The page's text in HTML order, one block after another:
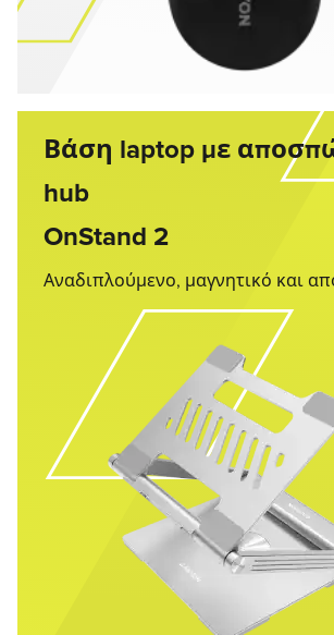
Βάση laptop με
hub
OnStand 2
Αναδιπλούμενο, μαγνητικό και